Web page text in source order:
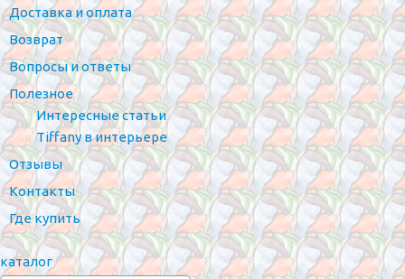
Доставка и оплата
Возврат
Вопросы и ответы
Полезное
Интересные статьи
Tiffany в интерьере
Отзывы
Контакты
Где купить
каталог